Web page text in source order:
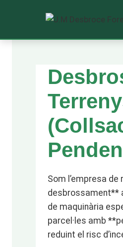
Som l’empresa
desbrossament**
de maquinària
parcel·les amb
reduint el risc